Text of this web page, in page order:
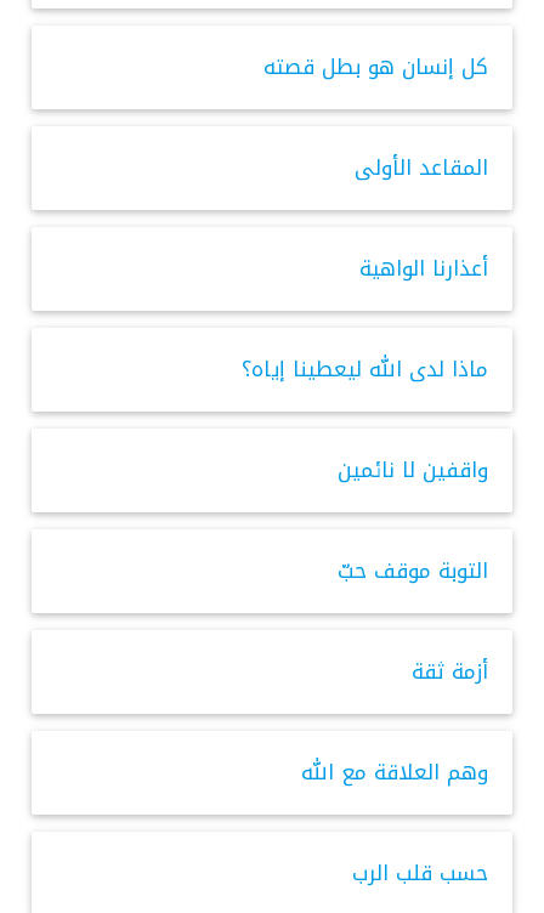
كل إنسان هو بطل قصته
المقاعد الأولى
أعذارنا الواهية
ماذا لدى الله ليعطينا إياه؟
واقفين لا نائمين
التوبة موقف حبّ
أزمة ثقة
وهم العلاقة مع الله
حسب قلب الرب